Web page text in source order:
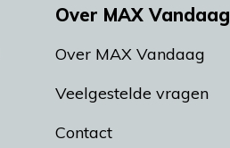
Over MAX Vandaag
Over MAX Vandaag
Veelgestelde vragen
Contact